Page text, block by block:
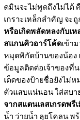
ดมินจะไม่พูดถึงไม่ได้
เกราะเหล็กสำคัญ จะ
หรือเกิดพลัดหลงกับเห
สแกนคิวอาร์โค้ดเข้า
หมุดพิกัดบ้านของน้อง
ข้อมูลติดต่อเจ้าของที่
เด็ดของป้ายชื่อยังไม่ห
ตัวแสบแน่นอน ใส่สบา
จากสแตนเลสเกรดพรี
น้ำ ว่ายน้ำ ลุยโคลน พ